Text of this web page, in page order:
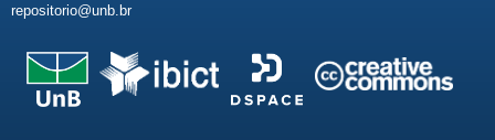
repositorio@unb.br